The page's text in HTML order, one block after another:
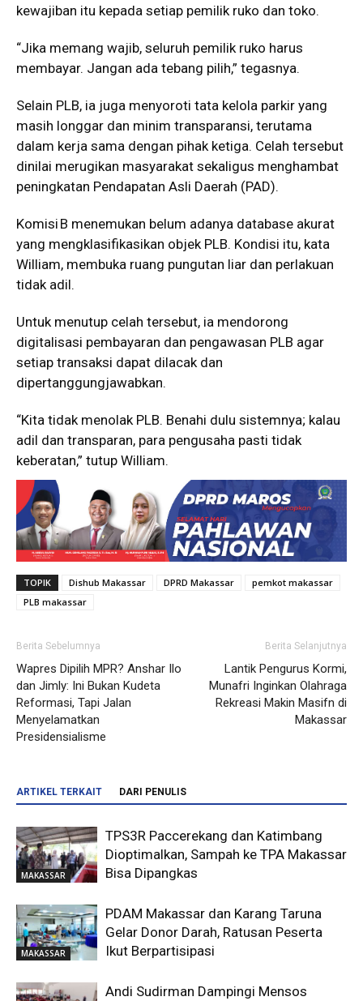
kewajiban itu kepada setiap pemilik ruko dan toko.
“Jika memang wajib, seluruh pemilik ruko harus
membayar. Jangan ada tebang pilih,” tegasnya.
Selain PLB, ia juga menyoroti tata kelola parkir yang
masih longgar dan minim transparansi, terutama
dalam kerja sama dengan pihak ketiga. Celah tersebut
dinilai merugikan masyarakat sekaligus menghambat
peningkatan Pendapatan Asli Daerah (PAD).
Komisi B menemukan belum adanya database akurat
yang mengklasifikasikan objek PLB. Kondisi itu, kata
William, membuka ruang pungutan liar dan perlakuan
tidak adil.
Untuk menutup celah tersebut, ia mendorong
digitalisasi pembayaran dan pengawasan PLB agar
setiap transaksi dapat dilacak dan
dipertanggungjawabkan.
“Kita tidak menolak PLB. Benahi dulu sistemnya; kalau
adil dan transparan, para pengusaha pasti tidak
keberatan,” tutup William.
TOPIK Dishub Makassar DPRD Makassar
pemkot makassar
PLB makassar
Berita Sebelumnya
Wapres Dipilih MPR? Anshar Ilo
dan Jimly: Ini Bukan Kudeta
Reformasi, Tapi Jalan
Menyelamatkan
Presidensialisme
Berita Selanjutnya
Lantik Pengurus Kormi,
Munafri Inginkan Olahraga
Rekreasi Makin Masifn di
Makassar
ARTIKEL TERKAIT DARI PENULIS
MAKASSAR
TPS3R Paccerekang dan Katimbang
Dioptimalkan, Sampah ke TPA Makassar
Bisa Dipangkas
MAKASSAR
PDAM Makassar dan Karang Taruna
Gelar Donor Darah, Ratusan Peserta
Ikut Berpartisipasi
Andi Sudirman Dampingi Mensos